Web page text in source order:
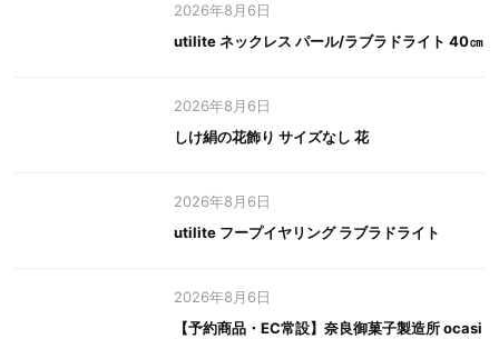
2026年8月6日
utilite ネックレス パール/ラブラドライト 40㎝
2026年8月6日
しけ絹の花飾り サイズなし 花
2026年8月6日
utilite フープイヤリング ラブラドライト
2026年8月6日
【予約商品・EC常設】奈良御菓子製造所 ocasi